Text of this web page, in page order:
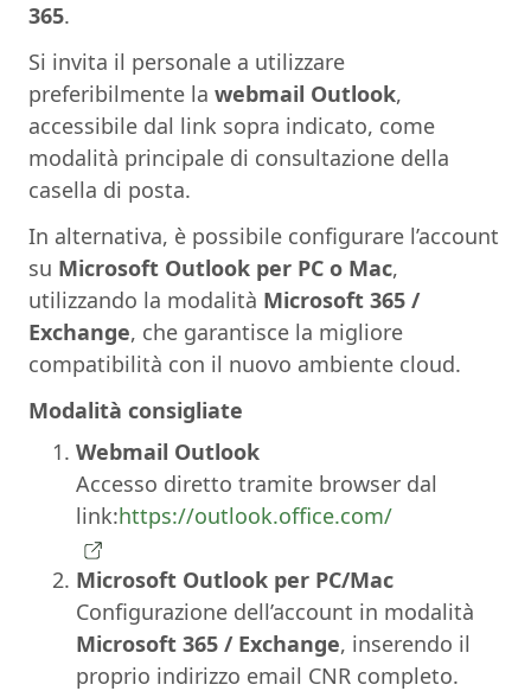
365.
Si invita il personale a utilizzare
preferibilmente la webmail Outlook,
accessibile dal link sopra indicato, come
modalità principale di consultazione della
casella di posta.
In alternativa, è possibile configurare l’account
su Microsoft Outlook per PC o Mac,
utilizzando la modalità Microsoft 365 /
Exchange, che garantisce la migliore
compatibilità con il nuovo ambiente cloud.
Modalità consigliate
Webmail Outlook
Accesso diretto tramite browser dal
link:https://outlook.office.com/
Microsoft Outlook per PC/Mac
Configurazione dell’account in modalità
Microsoft 365 / Exchange, inserendo il
proprio indirizzo email CNR completo.